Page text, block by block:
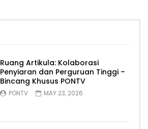
Ruang Artikula: Kolaborasi
Penyiaran dan Perguruan Tinggi –
Bincang Khusus PONTV
PONTV MAY 23, 2026